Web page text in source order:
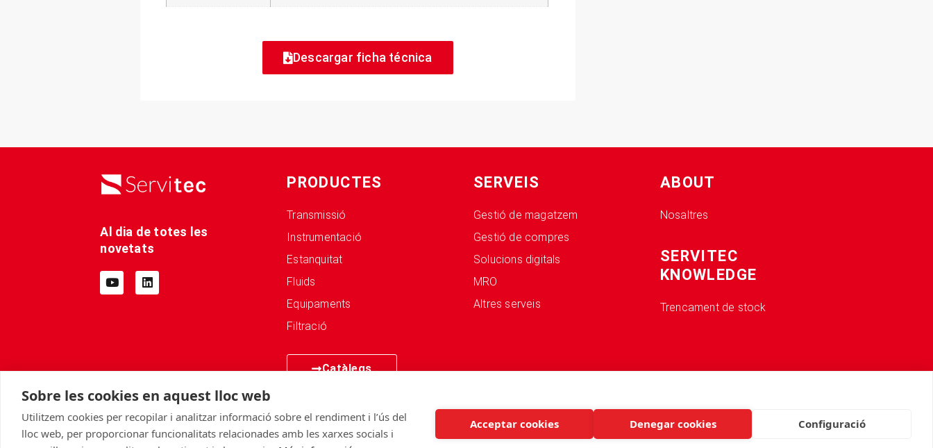
Descargar ficha técnica
Al dia de totes les
novetats
PRODUCTES
Transmissió
Instrumentació
Estanquitat
Fluids
Equipaments
Filtració
Catàlegs
SERVEIS
Gestió de magatzem
Gestió de compres
Solucions digitals
MRO
Altres serveis
ABOUT
Nosaltres
SERVITEC
KNOWLEDGE
Trencament de stock
© Servitec S.A.
Made by CRONUTS.DIGITAL
Sobre les cookies en aquest lloc web
Utilitzem cookies per recopilar i analitzar informació sobre el rendiment i l’ús del
lloc web, per proporcionar funcionalitats relacionades amb les xarxes socials i
Acceptar cookies Denegar cookies Configuració